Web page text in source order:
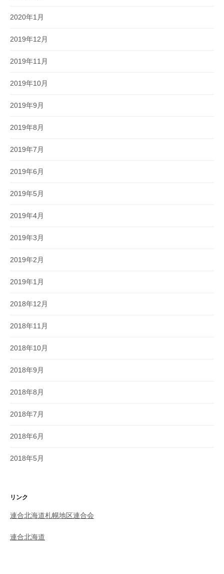
2020年1月
2019年12月
2019年11月
2019年10月
2019年9月
2019年8月
2019年7月
2019年6月
2019年5月
2019年4月
2019年3月
2019年2月
2019年1月
2018年12月
2018年11月
2018年10月
2018年9月
2018年8月
2018年7月
2018年6月
2018年5月
リンク
連合北海道札幌地区連合会
連合北海道